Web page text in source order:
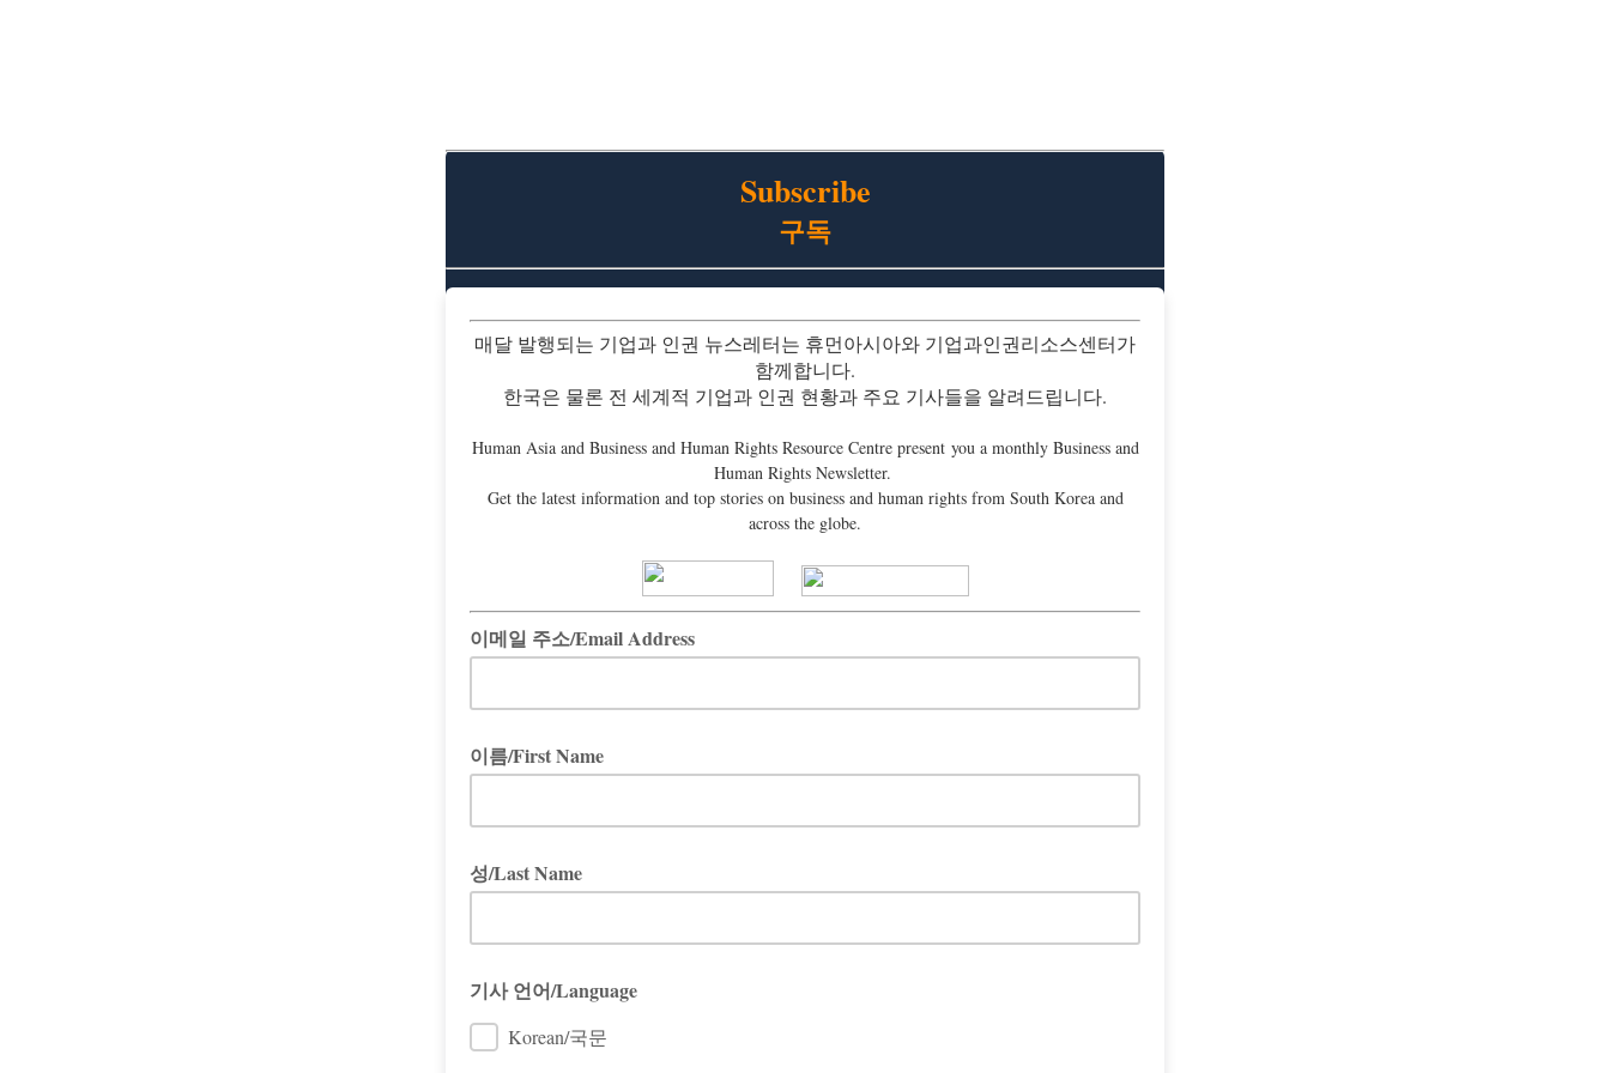
Subscribe
구독
매달 발행되는 기업과 인권 뉴스레터는 휴먼아시아와 기업과인권리소스센터가
함께합니다.
한국은 물론 전 세계적 기업과 인권 현황과 주요 기사들을 알려드립니다.
Human Asia and Business and Human Rights Resource Centre present you a monthly Business and
Human Rights Newsletter.
Get the latest information and top stories on business and human rights from South Korea and
across the globe.
이메일 주소/Email Address
이름/First Name
성/Last Name
기사 언어/Language
Korean/국문